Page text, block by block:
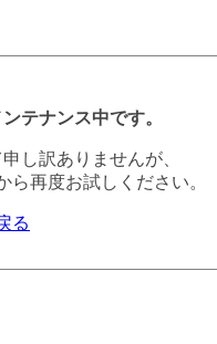
テナンス中です。
し訳ありませんが、
ら再度お試しください。
る